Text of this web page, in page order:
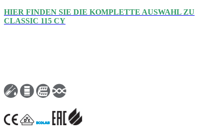
HIER FINDEN SIE DIE KOMPLETTE AUSWAHL ZU
CLASSIC 115 CY